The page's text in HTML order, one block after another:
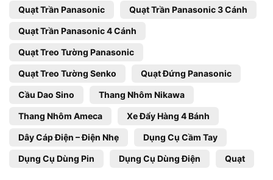
Quạt Trần Panasonic Quạt Trần Panasonic 3 Cánh
Quạt Trần Panasonic 4 Cánh
Quạt Treo Tường Panasonic
Quạt Treo Tường Senko Quạt Đứng Panasonic
Cầu Dao Sino Thang Nhôm Nikawa
Thang Nhôm Ameca Xe Đẩy Hàng 4 Bánh
Dây Cáp Điện – Điện Nhẹ Dụng Cụ Cầm Tay
Dụng Cụ Dùng Pin Dụng Cụ Dùng Điện Quạt